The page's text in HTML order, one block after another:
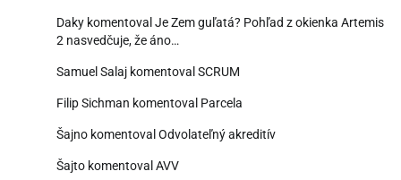
Daky komentoval Je Zem guľatá? Pohľad z okienka Artemis
2 nasvedčuje, že áno…
Samuel Salaj komentoval SCRUM
Filip Sichman komentoval Parcela
Šajno komentoval Odvolateľný akreditív
Šajto komentoval AVV